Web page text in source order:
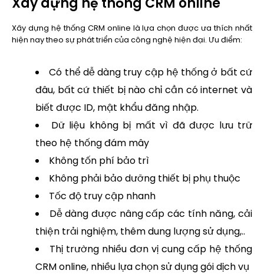
Xây dựng hệ thống CRM online là lựa chọn được ưa thích nhất
hiện nay theo sự phát triển của công nghệ hiện đại. Ưu điểm:
Có thể dễ dàng truy cập hệ thống ở bất cứ
đâu, bất cứ thiết bị nào chỉ cần có internet và
biết được ID, mật khẩu đăng nhập.
Dữ liệu không bị mất vì đã được lưu trữ
theo hệ thống đám mây
Không tốn phí bảo trì
Không phải bảo dưỡng thiết bị phụ thuộc
Tốc độ truy cập nhanh
Dễ dàng được nâng cấp các tính năng, cải
thiện trải nghiệm, thêm dung lượng sử dụng,..
Thị trường nhiều đơn vị cung cấp hệ thống
CRM online, nhiều lựa chọn sử dụng gói dịch vụ